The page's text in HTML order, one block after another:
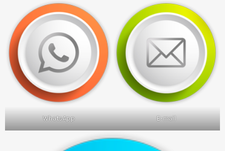
WhatsApp E-mail